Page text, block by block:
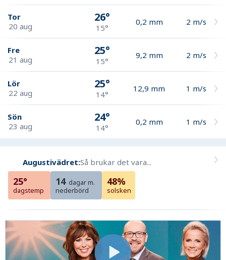
Tor
20 aug
26°
15°
0,2 mm 2 m/s
Fre
21 aug
25°
15°
9,2 mm 2 m/s
Lör
22 aug
25°
14°
12,9 mm 1 m/s
Sön
23 aug
24°
14°
0,2 mm 1 m/s
Augustivädret:Så brukar det vara...
25°
dagstemp
14 dagar m.
nederbörd
48%
solsken